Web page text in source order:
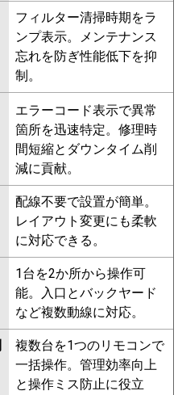
フィルター清掃時期をラ
ンプ表示。メンテナンス
忘れを防ぎ性能低下を抑
制。
エラーコード表示で異常
箇所を迅速特定。修理時
間短縮とダウンタイム削
減に貢献。
配線不要で設置が簡単。
レイアウト変更にも柔軟
に対応できる。
1台を2か所から操作可
能。入口とバックヤード
など複数動線に対応。
複数台を1つのリモコンで
一括操作。管理効率向上
と操作ミス防止に役立